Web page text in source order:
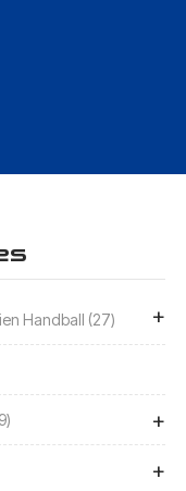
Handball 27 +
+
+